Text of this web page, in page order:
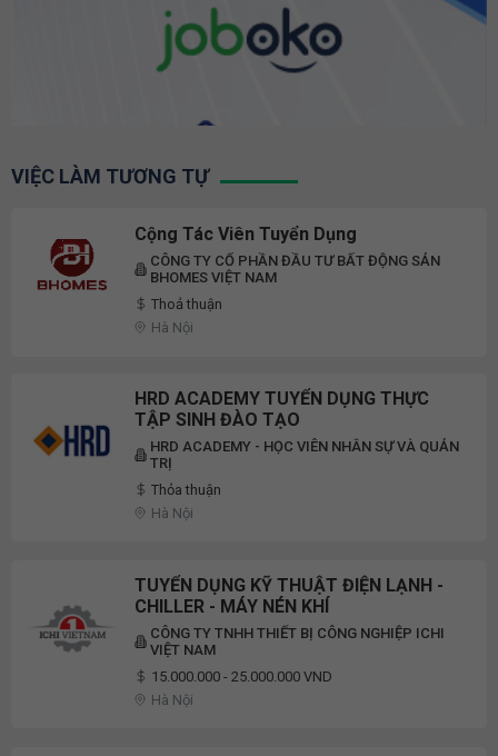
VIỆC LÀM TƯƠNG TỰ
Cộng Tác Viên Tuyển Dụng
CÔNG TY CỔ PHẦN ĐẦU TƯ BẤT ĐỘNG SẢN
BHOMES VIỆT NAM
Thoả thuận
Hà Nội
HRD ACADEMY TUYỂN DỤNG THỰC
TẬP SINH ĐÀO TẠO
HRD ACADEMY - HỌC VIÊN NHÂN SỰ VÀ QUẢN
TRỊ
Thỏa thuận
Hà Nội
TUYỂN DỤNG KỸ THUẬT ĐIỆN LẠNH -
CHILLER - MÁY NÉN KHÍ
CÔNG TY TNHH THIẾT BỊ CÔNG NGHIỆP ICHI
VIỆT NAM
15.000.000 - 25.000.000 VND
Hà Nội